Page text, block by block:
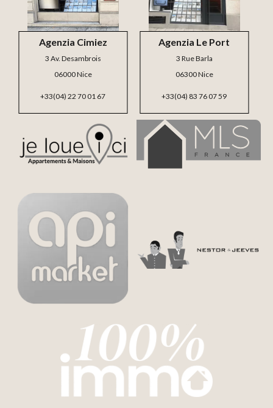
Agenzia Le Port
3 Rue Barla
06300 Nice
+33(04) 83 76 07 59
Agenzia Cimiez
3 Av. Desambrois
06000 Nice
+33(04) 22 70 01 67